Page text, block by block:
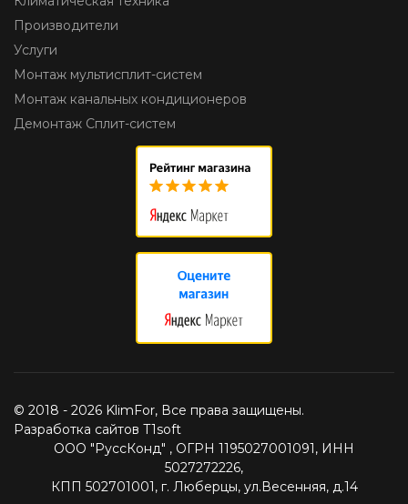
Производители
Услуги
Монтаж мультисплит-систем
Монтаж канальных кондиционеров
Демонтаж Сплит-систем
© 2018 - 2026 KlimFor, Все права защищены.
Разработка сайтов T1soft
ООО "РуссКонд" , ОГРН 1195027001091, ИНН
5027272226,
КПП 502701001, г. Люберцы, ул.Весенняя, д.14